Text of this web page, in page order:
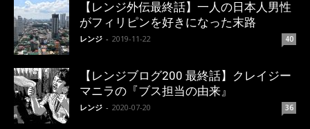
【レンジ外伝最終話】一人の日本人男性
がフィリピンを好きになった末路
レンジ - 2019-11-22 40
【レンジブログ200 最終話】クレイジー
マニラの『ブス担当の由来』
レンジ - 2020-07-20 36